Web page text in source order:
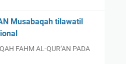
Musabaqah tilawatil
FAHM AL-QUR’AN PADA